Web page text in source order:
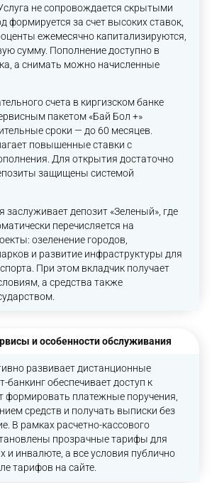
не сопровождается скрытыми
формируется за счет высоких ставок,
ежемесячно капитализируются,
сумму. Пополнение доступно в
а снимать можно начисленные
счета в киргизском банке
пакетом «Бай Бол +»
сроки — до 60 месяцев.
повышенные ставки с
Для открытия достаточно
защищены системой
заслуживает депозит «Зеленый», где
перечисляется на
озеленение городов,
и развитие инфраструктуры для
При этом вкладчик получает
а средства также
и особенности обслуживания
развивает дистанционные
банкинг обеспечивает доступ к
формировать платежные поручения,
средств и получать выписки без
В рамках расчетно-кассового
прозрачные тарифы для
и инвалюте, а все условия публично
тарифов на сайте.